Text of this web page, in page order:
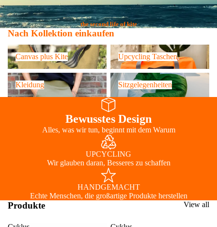
the second life of kite
Nach Kollektion einkaufen
Canvas plus Kite
Canvas plus Kite
Upcycling Taschen
Upcycling Taschen
Kleidung
Kleidung
Sitzgelegenheiten
Sitzgelegenheiten
Bewusstes Design
Alles, was wir tun, beginnt mit dem Warum
UPCYCLING
Wir glauben daran, Besseres zu schaffen
HANDGEMACHT
Echte Menschen, die großartige Produkte herstellen
Produkte View all